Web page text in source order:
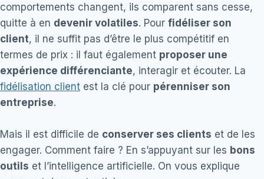
comportements changent, ils comparent sans cesse,
quitte à en devenir volatiles. Pour fidéliser son
client, il ne suffit pas d’être le plus compétitif en
termes de prix : il faut également proposer une
expérience différenciante, interagir et écouter. La
fidélisation client est la clé pour pérenniser son
entreprise.
Mais il est difficile de conserver ses clients et de les
engager. Comment faire ? En s’appuyant sur les bons
outils et l’intelligence artificielle. On vous explique